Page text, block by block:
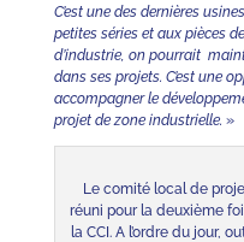
C’est une des dernières
petites séries et aux pièces
d’industrie, on pourrait
dans ses projets. C’est une
accompagner le
projet de zone industrielle. »
Le comité local de
réuni pour la deuxième
la CCI. A l’ordre du jour,